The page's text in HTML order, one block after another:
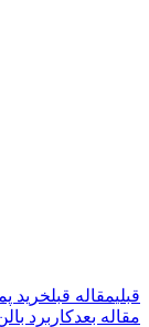
قبلیمقاله قبلخرید
مقاله بعدکاربرد